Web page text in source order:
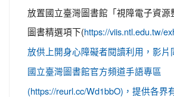
放置國立臺灣圖書館「視障電子資源
圖書精選項下(https://viis.ntl.edu.tw/
放供上開身心障礙者閱讀利用，影片
國立臺灣圖書館官方頻道手語專區
(https://reurl.cc/Wd1bbO)，提供各界